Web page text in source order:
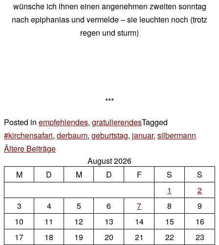
wünsche ich ihnen einen angenehmen zweiten sonntag
nach epiphanias und vermelde – sie leuchten noch (trotz
regen und sturm)
***
Posted in empfehlendes, gratulierendesTagged
#kirchensafari, derbaum, geburtstag, januar, silbermann
Beitragsnavigation
Ältere Beiträge
August 2026
M
D M D F S
S
1
2
3
4 5 6 7 8
9
10
11 12 13 14 15
16
17
18 19 20 21 22
23